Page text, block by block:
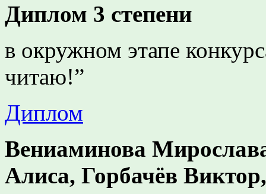
Диплом 3 степени
в окружном этапе
читаю!”
Диплом
Вениаминова
Алиса, Горбачёв